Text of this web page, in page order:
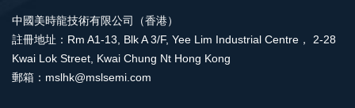
中國美時龍技術有限公司（香港）
註冊地址：Rm A1-13, Blk A 3/F, Yee Lim Industrial Centre， 2-28
Kwai Lok Street, Kwai Chung Nt Hong Kong
郵箱：mslhk@mslsemi.com